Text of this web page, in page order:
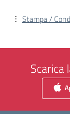
Stampa /
Scarica